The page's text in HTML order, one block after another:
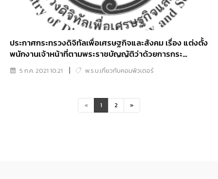
ประกาศกระทรวงดิจิทัลเพื่อเศรษฐกิจและสังคม เรื่อง แต่งตั้ง
พนักงานเจ้าหน้าที่ตามพระราชบัญญัติว่าด้วยการกระ
ทำความผิดเกี่ยวกับคอมพิวเตอร์ พ.ศ. 2550 และที่แก้ไขเพิ่ม
เติม (ฉบับที่ 12)
5 ก.ค. 2021 10:21 พ.ร.บ.เกี่ยวกับคอมพิวเตอร์
« 1 2 »